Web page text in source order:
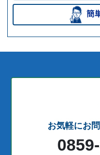
お気軽にお